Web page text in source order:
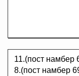
11.(пост намбер
8.(пост намбер